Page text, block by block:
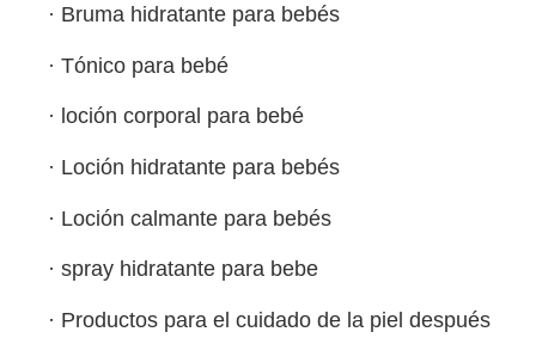
· Bruma hidratante para bebés
· Tónico para bebé
· loción corporal para bebé
· Loción hidratante para bebés
· Loción calmante para bebés
· spray hidratante para bebe
· Productos para el cuidado de la piel después